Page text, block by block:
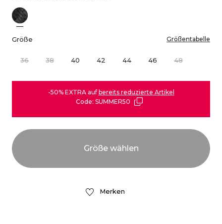
Größe Größentabelle
36 38 40 42 44 46 48
-50% EXTRA auf bereits reduzierte Artikel
Code: SUMMER50
Merken